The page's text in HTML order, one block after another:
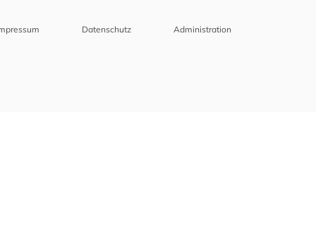
Datenschutz Administration